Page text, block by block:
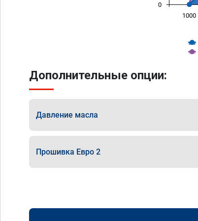
1000
0
Дополнительные опции:
Давление масла
Прошивка Евро 2